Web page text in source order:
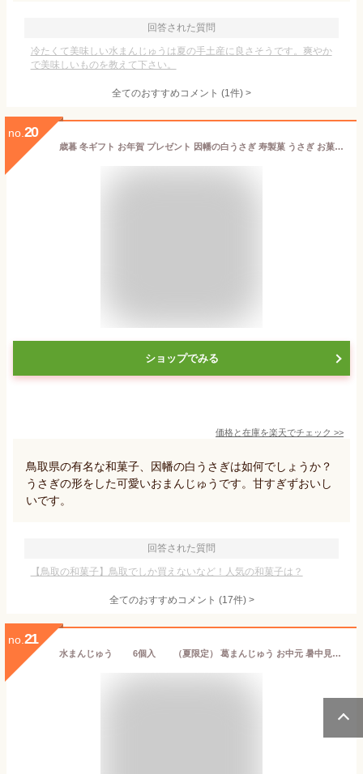
回答された質問
冷たくて美味しい水まんじゅうは夏の手土産に良さそうです。爽やか
で美味しいものを教えて下さい。
全てのおすすめコメント (1件) >
no. 20
歳暮 冬ギフト お年賀 プレゼント 因幡の白うさぎ 寿製菓 うさぎ お菓子 スイーツ 山陰 鳥取 島根 お土産 おみやげ 手土産 差し入れ お礼 お返し お祝い 内祝 ありがとう 感謝 ご縁 お菓子 饅頭 おまんじゅう 和菓子 送別 退職 卒業 入学
ショップでみる
価格と在庫を楽天でチェック >>
鳥取県の有名な和菓子、因幡の白うさぎは如何でしょうか？
うさぎの形をした可愛いおまんじゅうです。甘すぎずおいし
いです。
回答された質問
【鳥取の和菓子】鳥取でしか買えないなど！人気の和菓子は？
全てのおすすめコメント (17件) >
no. 21
水まんじゅう 6個入 （夏限定） 葛まんじゅう お中元 暑中見舞い 贈り物 ギフト 和菓子 スイーツ 夏限定 熨斗対応 熱海 老舗 上品 間瀬 祖父 祖母 義父 義母 実家 お土産 生菓子 涼菓 伊豆 のどごし 冷蔵 クール便 御中元 お菓子 残暑見舞い お盆